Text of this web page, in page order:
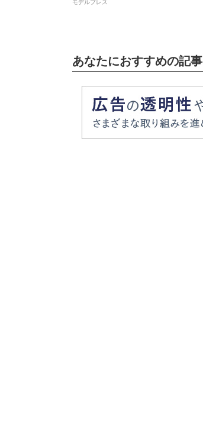
モデルプレス
あなたにおすすめの記事